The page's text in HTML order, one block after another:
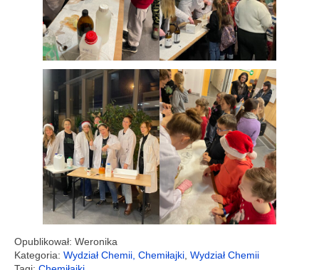
Opublikował: Weronika
Kategoria: Wydział Chemii, Chemiłajki, Wydział Chemii